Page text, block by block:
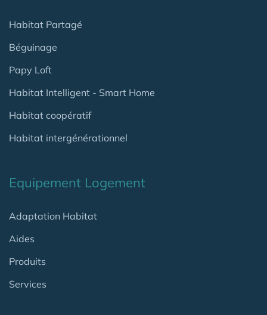
Habitat Partagé
Béguinage
Papy Loft
Habitat Intelligent - Smart Home
Habitat coopératif
Habitat intergénérationnel
Equipement Logement
Adaptation Habitat
Aides
Produits
Services